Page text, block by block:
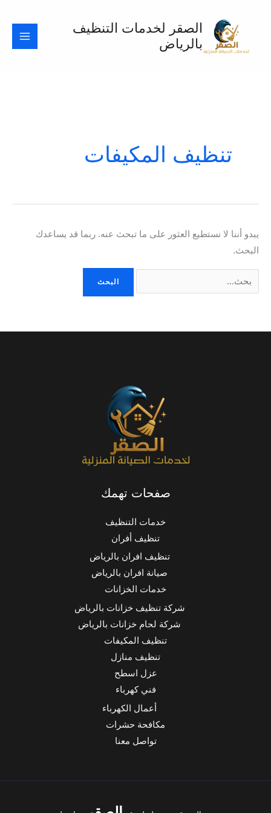
الصقر لخدمات التنظيف
بالرياض
تنظيف المكيفات
يبدو أننا لا نستطيع العثور على ما تبحث عنه. ربما قد يساعدك
البحث.
صفحات تهمك
خدمات التنظيف
تنظيف أفران
تنظيف افران بالرياض
صيانة افران بالرياض
خدمات الخزانات
شركة تنظيف خزانات بالرياض
شركة لحام خزانات بالرياض
تنظيف المكيفات
تنظيف منازل
عزل اسطح
فني كهرباء
أعمال الكهرباء
مكافحة حشرات
تواصل معنا